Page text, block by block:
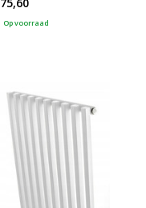
Op voorraad